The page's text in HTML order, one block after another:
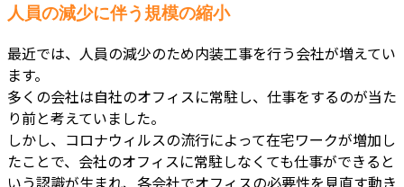
人員の減少に伴う規模の縮小
最近では、人員の減少のため内装工事を行う会社が増えてい
ます。
多くの会社は自社のオフィスに常駐し、仕事をするのが当た
り前と考えていました。
しかし、コロナウィルスの流行によって在宅ワークが増加し
たことで、会社のオフィスに常駐しなくても仕事ができると
いう認識が生まれ、各会社でオフィスの必要性を見直す動き